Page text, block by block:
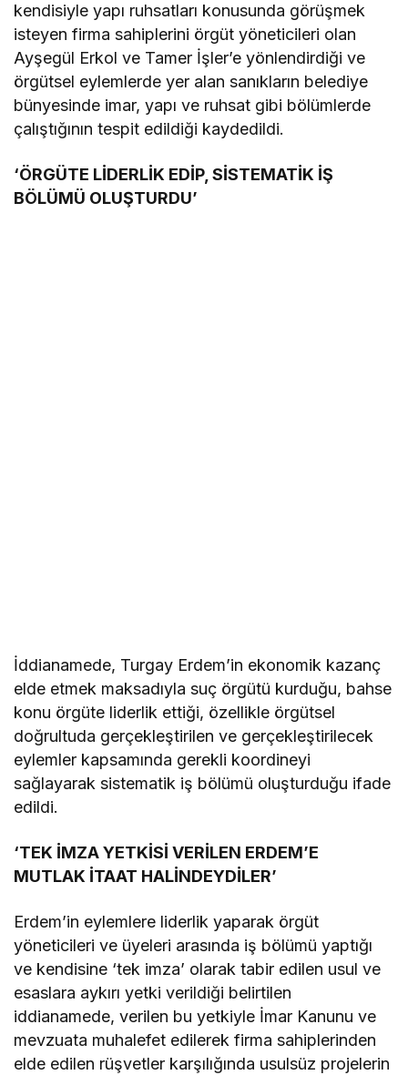
kendisiyle yapı ruhsatları konusunda görüşmek
isteyen firma sahiplerini örgüt yöneticileri olan
Ayşegül Erkol ve Tamer İşler’e yönlendirdiği ve
örgütsel eylemlerde yer alan sanıkların belediye
bünyesinde imar, yapı ve ruhsat gibi bölümlerde
çalıştığının tespit edildiği kaydedildi.
‘ÖRGÜTE LİDERLİK EDİP, SİSTEMATİK İŞ
BÖLÜMÜ OLUŞTURDU’
İddianamede, Turgay Erdem’in ekonomik kazanç
elde etmek maksadıyla suç örgütü kurduğu, bahse
konu örgüte liderlik ettiği, özellikle örgütsel
doğrultuda gerçekleştirilen ve gerçekleştirilecek
eylemler kapsamında gerekli koordineyi
sağlayarak sistematik iş bölümü oluşturduğu ifade
edildi.
‘TEK İMZA YETKİSİ VERİLEN ERDEM’E
MUTLAK İTAAT HALİNDEYDİLER’
Erdem’in eylemlere liderlik yaparak örgüt
yöneticileri ve üyeleri arasında iş bölümü yaptığı
ve kendisine ‘tek imza’ olarak tabir edilen usul ve
esaslara aykırı yetki verildiği belirtilen
iddianamede, verilen bu yetkiyle İmar Kanunu ve
mevzuata muhalefet edilerek firma sahiplerinden
elde edilen rüşvetler karşılığında usulsüz projelerin